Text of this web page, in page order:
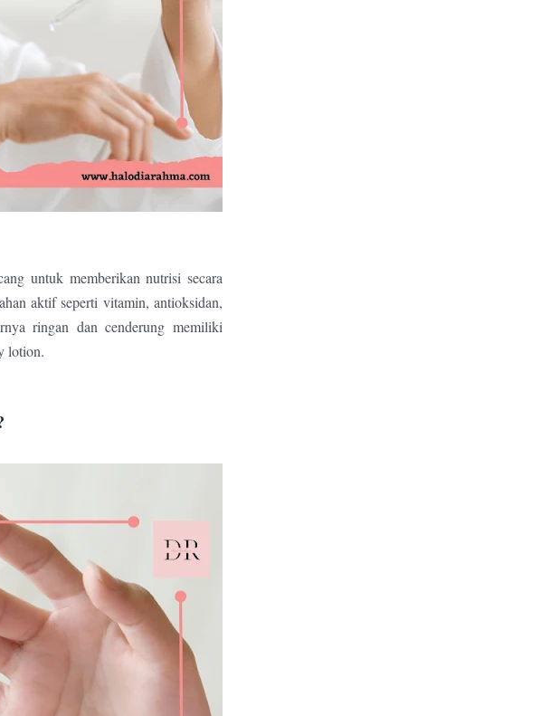
untuk memberikan nutrisi secara
aktif seperti vitamin, antioksidan,
ringan dan cenderung memiliki
lotion.